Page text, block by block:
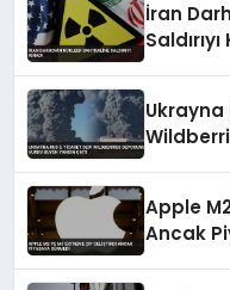
İran
Saldırıyı
Ukrayna
Apple
Ancak